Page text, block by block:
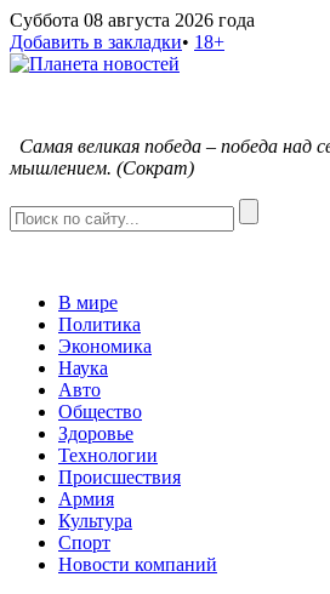
Суббота 08 августа 2026 года
Добавить в закладки• 18+
Самая великая победа – победа
мышлением. (Сократ)
В мире
Политика
Экономика
Наука
Авто
Общество
Здоровье
Технологии
Происшествия
Армия
Культура
Спорт
Новости компаний